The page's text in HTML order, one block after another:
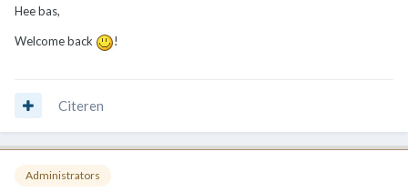
Hee bas,
Welcome back !
Citeren
Administrators